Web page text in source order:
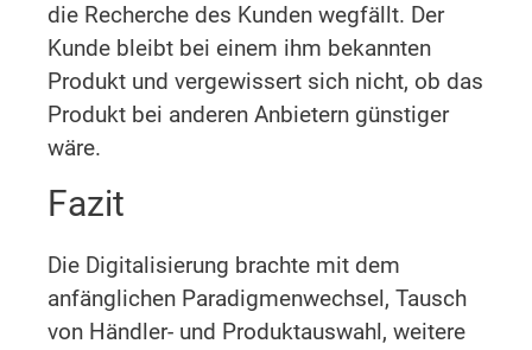
die Recherche des Kunden wegfällt. Der
Kunde bleibt bei einem ihm bekannten
Produkt und vergewissert sich nicht, ob das
Produkt bei anderen Anbietern günstiger
wäre.
Fazit
Die Digitalisierung brachte mit dem
anfänglichen Paradigmenwechsel, Tausch
von Händler- und Produktauswahl, weitere